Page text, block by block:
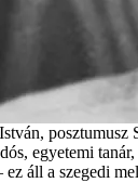
posztumusz
egyetemi
ez áll a szegedi